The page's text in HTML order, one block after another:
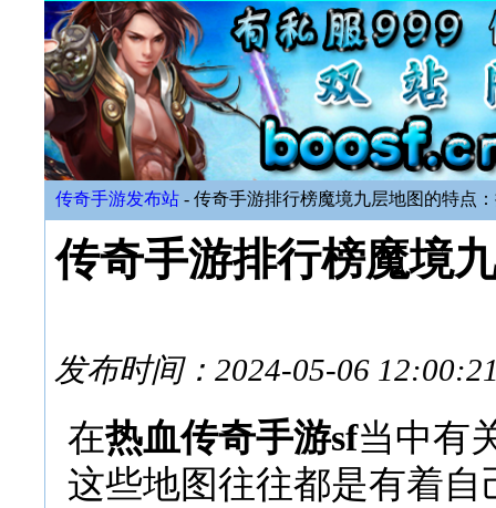
传奇手游发布站 - 传奇手游排行榜魔境九层地图的特点
传奇手游排行榜魔境
发布时间：2024-05-06
在热血传奇手游sf当中有
这些地图往往都是有着